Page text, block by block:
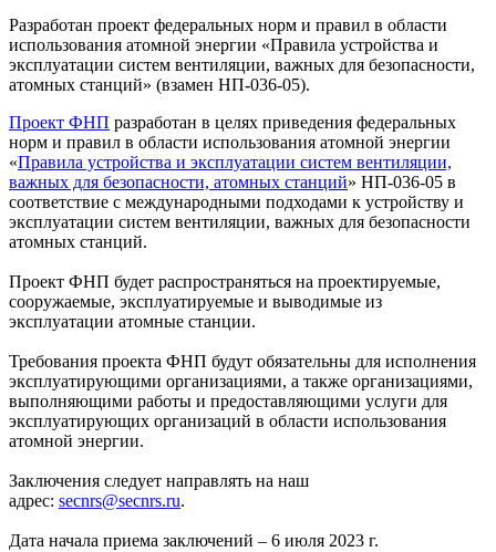
Разработан проект федеральных норм и правил в области
использования атомной энергии «Правила устройства и
эксплуатации систем вентиляции, важных для безопасности,
атомных станций» (взамен НП-036-05).
Проект ФНП разработан в целях приведения федеральных
норм и правил в области использования атомной энергии
«Правила устройства и эксплуатации систем вентиляции,
важных для безопасности, атомных станций» НП-036-05 в
соответствие с международными подходами к устройству и
эксплуатации систем вентиляции, важных для безопасности
атомных станций.
Проект ФНП будет распространяться на проектируемые,
сооружаемые, эксплуатируемые и выводимые из
эксплуатации атомные станции.
Требования проекта ФНП будут обязательны для исполнения
эксплуатирующими организациями, а также организациями,
выполняющими работы и предоставляющими услуги для
эксплуатирующих организаций в области использования
атомной энергии.
Заключения следует направлять на наш
адрес: secnrs@secnrs.ru.
Дата начала приема заключений – 6 июля 2023 г.